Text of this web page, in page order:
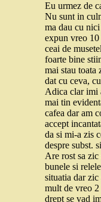
Eu urmez de
Nu sunt in
ma dau cu
expun vreo 10
ceai de
foarte bine
mai stau toata
dat cu ceva,
Adica clar imi
mai tin
cafea dar am
accept
da si mi-a zis
despre subst.
Are rost sa
bunele si
situatia dar zic
mult de vreo
drept se vad